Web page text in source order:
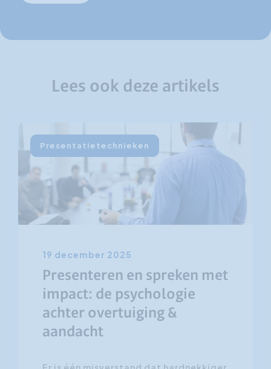
Lees ook deze artikels
Presentatietechnieken
19 december 2025
Presenteren en spreken met
impact: de psychologie
achter overtuiging &
aandacht